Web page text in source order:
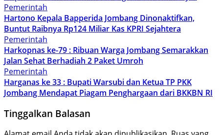
Pemerintah
Hartono Kepala Bapperida Jombang Dinonaktifkan,
Buntut Raibnya Rp124 Miliar Kas KPRI Sejahtera
Pemerintah
Harkopnas ke-79 : Ribuan Warga Jombang Semarakkan
Jalan Sehat Berhadiah 2 Paket Umroh
Pemerintah
Harganas ke 33 : Bupati Warsubi dan Ketua TP PKK
Jombang Mendapat Piagam Penghargaan dari BKKBN RI
Tinggalkan Balasan